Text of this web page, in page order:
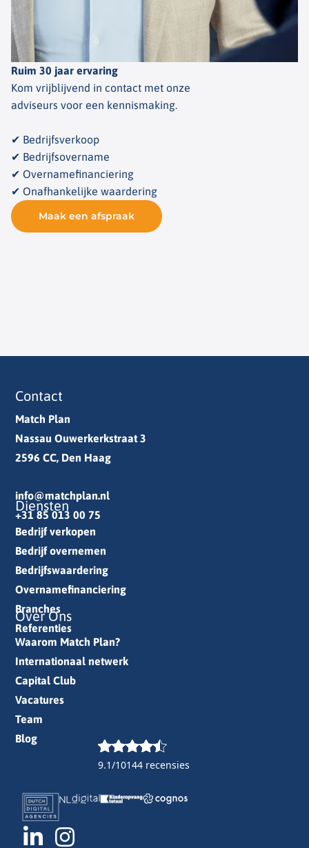
Ruim 30 jaar ervaring
Kom vrijblijvend in contact met onze
adviseurs voor een kennismaking.
✔ Bedrijfsverkoop
✔ Bedrijfsovername
✔ Overnamefinanciering
✔ Onafhankelijke waardering
Maak een afspraak
9.1/10144 recensies
Contact
Match Plan
Nassau Ouwerkerkstraat 3
2596 CC, Den Haag
info@matchplan.nl
+31 85 013 00 75
Diensten
Bedrijf verkopen
Bedrijf overnemen
Bedrijfswaardering
Overnamefinanciering
Branches
Referenties
Over Ons
Waarom Match Plan?
Internationaal netwerk
Capital Club
Vacatures
Team
Blog